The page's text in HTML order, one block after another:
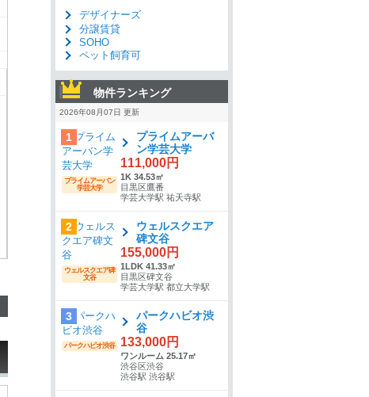
デザイナーズ
分譲賃貸
SOHO
ペット飼育可
物件ランキング
2026年08月07日 更新
1
プライムアーバン
学芸大学
プライムアーバ
ン学芸大学
111,000円
1K 34.53㎡
目黒区鷹番
学芸大学駅 祐天寺駅
2
ウェルスクエア碑
文谷
ウェルスクエア
碑文谷
155,000円
1LDK 41.33㎡
目黒区碑文谷
学芸大学駅 都立大学駅
3
パークハビオ渋谷
パークハビオ渋
谷
133,000円
ワンルーム 25.17㎡
渋谷区渋谷
渋谷駅 渋谷駅